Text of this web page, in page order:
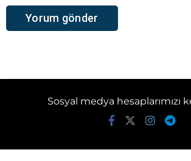
Sosyal medya hesaplarımızı